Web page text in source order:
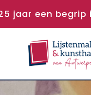
jaar een begrip